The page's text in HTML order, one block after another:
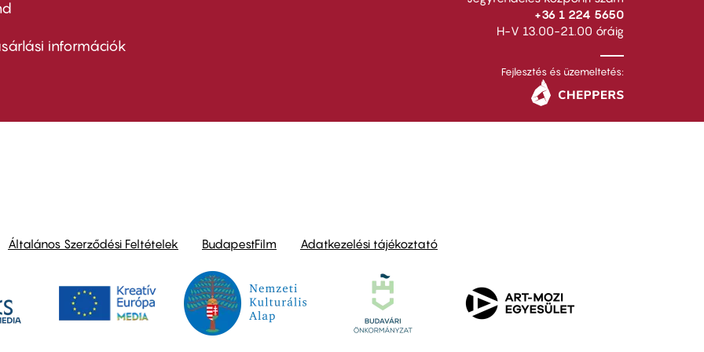
információk
+36 1 224 5650
H-V 13.00-21.00 óráig
Fejlesztés és üzemeltetés:
Általános Szerződési Feltételek BudapestFilm Adatkezelési tájékoztató